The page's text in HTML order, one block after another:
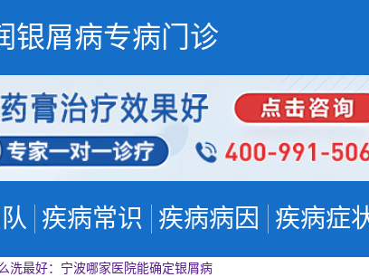
银屑病专病门诊
疾病常识 疾病病因 疾病症
洗最好：宁波哪家医院能确定银屑病